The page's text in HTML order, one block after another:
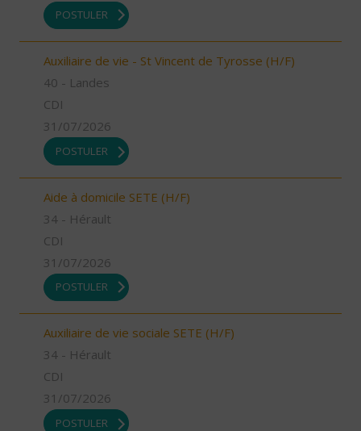
POSTULER
Auxiliaire de vie - St Vincent de Tyrosse (H/F)
40 - Landes
CDI
31/07/2026
POSTULER
Aide à domicile SETE (H/F)
34 - Hérault
CDI
31/07/2026
POSTULER
Auxiliaire de vie sociale SETE (H/F)
34 - Hérault
CDI
31/07/2026
POSTULER